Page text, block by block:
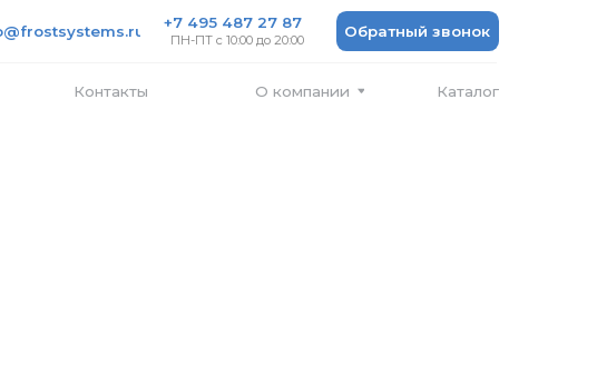
Обратный звонок
+7 495 487 27 87
ПН-ПТ с 10:00 до 20:00